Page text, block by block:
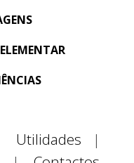
Utilidades
|